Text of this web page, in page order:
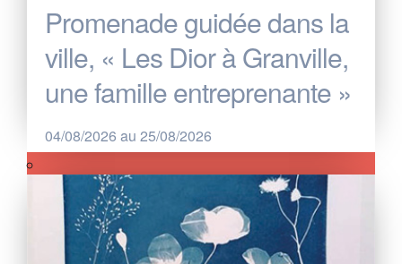
Promenade guidée dans la
ville, « Les Dior à Granville,
une famille entreprenante »
04/08/2026 au 25/08/2026